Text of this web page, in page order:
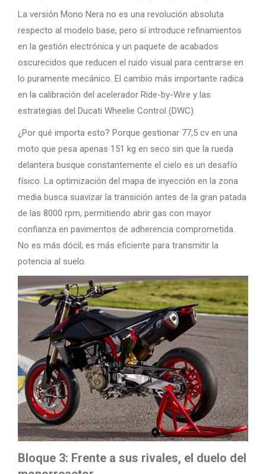
La versión Mono Nera no es una revolución absoluta
respecto al modelo base, pero sí introduce refinamientos
en la gestión electrónica y un paquete de acabados
oscurecidos que reducen el ruido visual para centrarse en
lo puramente mecánico. El cambio más importante radica
en la calibración del acelerador Ride-by-Wire y las
estrategias del Ducati Wheelie Control (DWC).
¿Por qué importa esto? Porque gestionar 77,5 cv en una
moto que pesa apenas 151 kg en seco sin que la rueda
delantera busque constantemente el cielo es un desafío
físico. La optimización del mapa de inyección en la zona
media busca suavizar la transición antes de la gran patada
de las 8000 rpm, permitiendo abrir gas con mayor
confianza en pavimentos de adherencia comprometida.
No es más dócil; es más eficiente para transmitir la
potencia al suelo.
Bloque 3: Frente a sus rivales, el duelo del